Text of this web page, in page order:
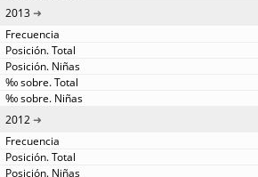
2013
2012